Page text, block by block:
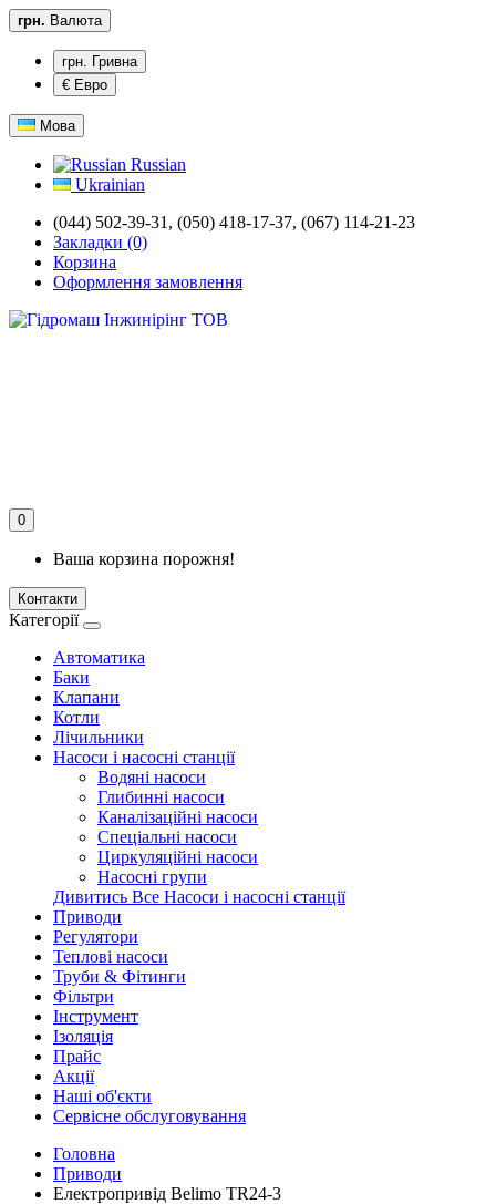
грн. Валюта
грн. Гривна
€ Евро
Мова
Russian
Ukrainian
(044) 502-39-31, (050) 418-17-37, (067) 114-21-23
Закладки (0)
Корзина
Оформлення замовлення
0
Ваша корзина порожня!
Контакти
Категорії
Автоматика
Баки
Клапани
Котли
Лічильники
Насоси і насосні станції
Водяні насоси
Глибинні насоси
Каналізаційні насоси
Спеціальні насоси
Циркуляційні насоси
Насосні групи
Дивитись Все Насоси і насосні станції
Приводи
Регулятори
Теплові насоси
Труби & Фітинги
Фільтри
Інструмент
Ізоляція
Прайс
Акції
Наші об'єкти
Сервісне обслуговування
Головна
Приводи
Електропривід Belimo TR24-3